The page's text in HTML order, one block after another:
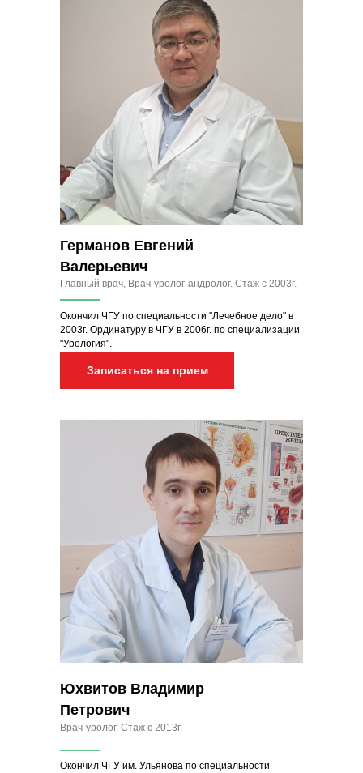
Врач-уролог. Стаж с 2013г.
Юхвитов Владимир
Петрович
Окончил ЧГУ им. Ульянова по специальности
Главный врач, Врач-уролог-андролог. Стаж с 2003г.
Германов Евгений
Валерьевич
Окончил ЧГУ по специальности "Лечебное дело" в
2003г. Ординатуру в ЧГУ в 2006г. по специализации
"Урология".
Записаться на прием